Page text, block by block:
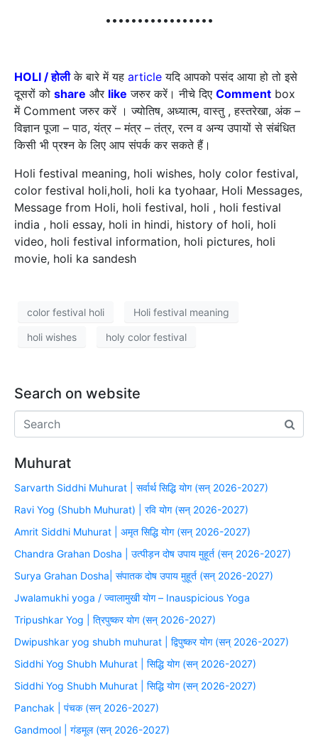
•••••••••••••••••
HOLI /होलीके बारे में यह article यदि आपको पसंद आया हो तो इसे
दूसरों को share और like जरुर करें। नीचे दिए Comment box
में Comment जरुर करें । ज्योतिष, अध्यात्म, वास्तु , हस्तरेखा, अंक –
विज्ञान पूजा – पाठ, यंत्र – मंत्र – तंत्र, रत्न व अन्य उपायों से संबंधित
किसी भी प्रश्न के लिए आप संपर्क कर सकते हैं।
Holi festival meaning, holi wishes, holy color festival,
color festival holi,holi, holi ka tyohaar, Holi Messages,
Message from Holi, holi festival, holi , holi festival
india , holi essay, holi in hindi, history of holi, holi
video, holi festival information, holi pictures, holi
movie, holi ka sandesh
color festival holi Holi festival meaning
holi wishes holy color festival
Search on website
Muhurat
Sarvarth Siddhi Muhurat | सर्वार्थ सिद्धि योग (सन् 2026-2027)
Ravi Yog (Shubh Muhurat) | रवि योग (सन् 2026-2027)
Amrit Siddhi Muhurat | अमृत सिद्धि योग (सन् 2026-2027)
Chandra Grahan Dosha | उत्पीड़न दोष उपाय मुहूर्त (सन् 2026-2027)
Surya Grahan Dosha| संपातक दोष उपाय मुहूर्त (सन् 2026-2027)
Jwalamukhi yoga / ज्वालामुखी योग – Inauspicious Yoga
Tripushkar Yog | त्रिपुष्कर योग (सन् 2026-2027)
Dwipushkar yog shubh muhurat | द्विपुष्कर योग (सन् 2026-2027)
Siddhi Yog Shubh Muhurat | सिद्धि योग (सन् 2026-2027)
Siddhi Yog Shubh Muhurat | सिद्धि योग (सन् 2026-2027)
Panchak | पंचक (सन् 2026-2027)
Gandmool | गंडमूल (सन् 2026-2027)